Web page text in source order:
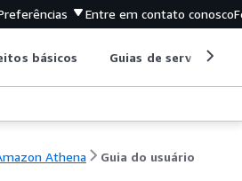
Entre em contato conosco
básicos Guias de serviço
Athena Guia do usuário